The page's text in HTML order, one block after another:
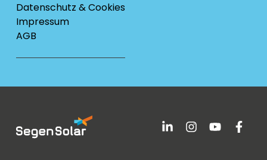
Datenschutz & Cookies
Impressum
AGB